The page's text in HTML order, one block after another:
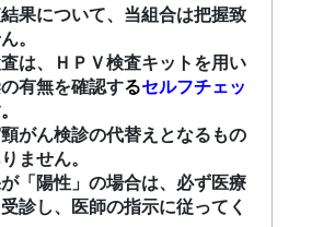
果について、当組合は把握致
。
査は、ＨＰＶ検査キットを用い
有無を確認するセルフチェッ
がん検診の代替えとなるもの
ません。
「陽性」の場合は、必ず医療
診し、医師の指示に従ってく